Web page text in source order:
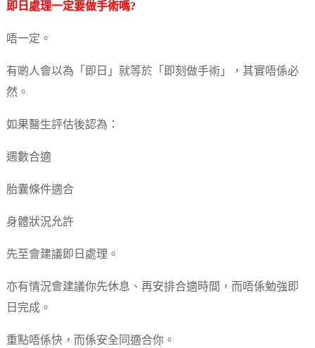
即日處理一定要做手術嗎?
唔一定。
有啲人會以為「即日」就等於「即刻做手術」，其實唔係必
然。
如果醫生評估後認為：
週數合適
胎囊條件適合
身體狀況允許
先至會建議即日處理。
亦有情況會建議你先休息、再安排合適時間，而唔係勉強即
日完成。
重點唔係快，而係安全同適合你。